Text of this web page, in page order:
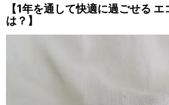
【1年を通して快適に過ごせる
は？】